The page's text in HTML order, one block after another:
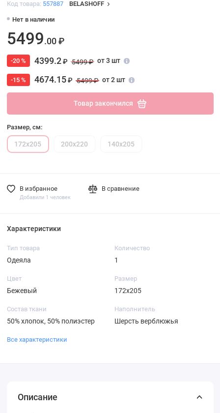
Код товара: 557887 BELASHOFF
Нет в наличии
5499.00 ₽
-20 % 4399.2₽ 5499 ₽ от 3 шт
-15 % 4674.15₽ 5499 ₽ от 2 шт
Товар закончился
Размер, см:
172х205 200х220 140х205
В избранное
Добавили 1 человек
В сравнение
Характеристики
Тип товара
Одеяла
Количество
1
Цвет
Бежевый
Размер
172х205
Состав ткани
50% хлопок, 50% полиэстер
Наполнитель
Шерсть верблюжья
Все характеристики
Описание